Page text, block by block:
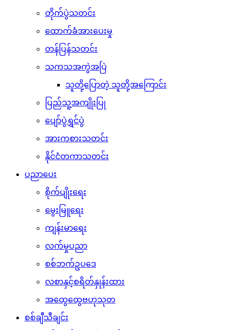
တိုက်ပွဲသတင်း
ထောက်ခံအားပေးမှု
တန်ပြန်သတင်း
သကသအကွဲအပြဲ
သူတို့ပြောတဲ့ သူတို့အကြောင်း
ပြည်သူ့အကျိုးပြု
ပျော်ပွဲရွှင်ပွဲ
အားကစားသတင်း
နိုင်ငံတကာသတင်း
ပညာပေး
စိုက်ပျိုးရေး
မွေးမြူရေး
ကျန်းမာရေး
လက်မှုပညာ
စစ်ဘက်ဥပဒေ
လစာနှင့်စရိတ်နှုန်းထား
အထွေထွေဗဟုသုတ
စစ်ချီသီချင်း